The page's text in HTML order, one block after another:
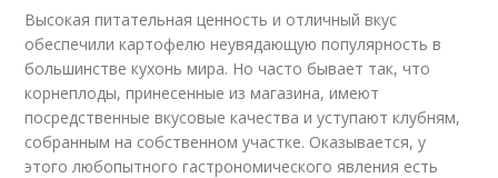
Высокая питательная ценность и отличный вкус
обеспечили картофелю неувядающую популярность в
большинстве кухонь мира. Но часто бывает так, что
корнеплоды, принесенные из магазина, имеют
посредственные вкусовые качества и уступают клубням,
собранным на собственном участке. Оказывается, у
этого любопытного гастрономического явления есть